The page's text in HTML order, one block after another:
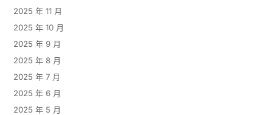
2025 年 11 月
2025 年 10 月
2025 年 9 月
2025 年 8 月
2025 年 7 月
2025 年 6 月
2025 年 5 月